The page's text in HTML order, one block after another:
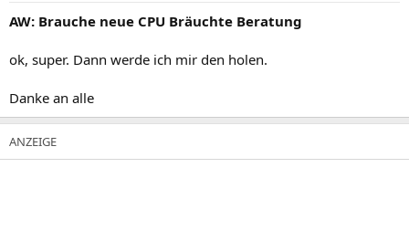
AW: Brauche neue CPU Bräuchte Beratung
ok, super. Dann werde ich mir den holen.
Danke an alle